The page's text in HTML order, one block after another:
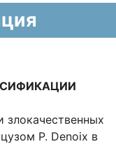
Р. Denoix в